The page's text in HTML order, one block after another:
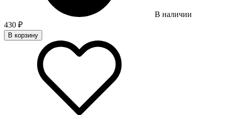
В наличии
430 ₽
В корзину